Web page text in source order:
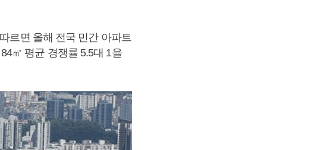
르면 올해 전국 민간 아파트
㎡ 평균 경쟁률 5.5대 1을